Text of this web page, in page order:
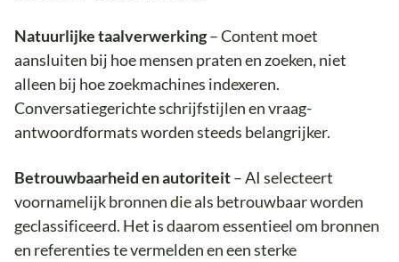
Natuurlijke taalverwerking– Content moet
aansluiten bij hoe mensen praten en zoeken, niet
alleen bij hoe zoekmachines indexeren.
Conversatiegerichte schrijfstijlen en vraag-
antwoordformats worden steeds belangrijker.
Betrouwbaarheid en autoriteit– AI selecteert
voornamelijk bronnen die als betrouwbaar worden
geclassificeerd. Het is daarom essentieel om bronnen
en referenties te vermelden en een sterke